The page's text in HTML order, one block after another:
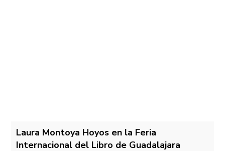
Laura Montoya Hoyos en la Feria
Internacional del Libro de Guadalajara